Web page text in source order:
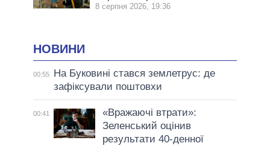
8 серпня 2026, 19:36
НОВИНИ
00:55
На Буковині стався землетрус: де
зафіксували поштовхи
00:41
«Вражаючі втрати»:
Зеленський оцінив
результати 40-денної